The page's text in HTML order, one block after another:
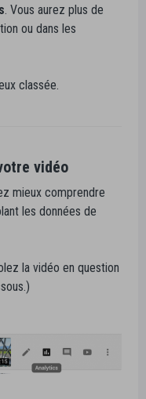
. Vous aurez plus de
ou dans les
classée.
vidéo
mieux comprendre
les données de
la vidéo en question